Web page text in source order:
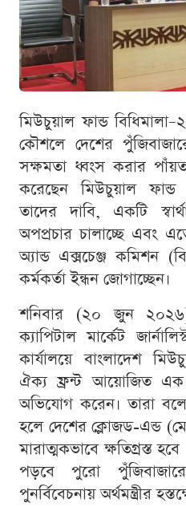
মিউচুয়াল ফান্ড
কৌশলে দেশের
সক্ষমতা ধ্বংস করার
করেছেন মিউচুয়াল ফান্ড
তাদের দাবি, একটি
অপপ্রচার চালাচ্ছে এবং
অ্যান্ড এক্সচেঞ্জ কমিশন
কর্মকর্তা ইন্ধন জোগাচ্ছেন।
শনিবার (২০ জুন ২০২৬)
ক্যাপিটাল মার্কেট
কার্যালয়ে বাংলাদেশ
ঐক্য ফ্রন্ট আয়োজিত এক
অভিযোগ করেন। তারা
হলে দেশের ক্লোজড-এন্ড
মারাত্মকভাবে ক্ষতিগ্রস্ত
পড়বে পুরো
পুনর্বিবেচনায় অর্থমন্ত্রীর